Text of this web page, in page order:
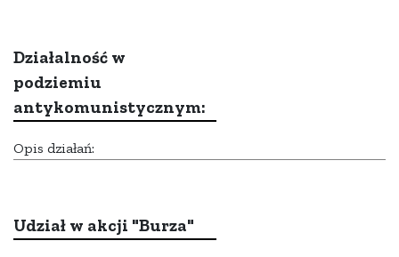
Działalność w
podziemiu
antykomunistycznym:
Opis działań:
Udział w akcji "Burza"